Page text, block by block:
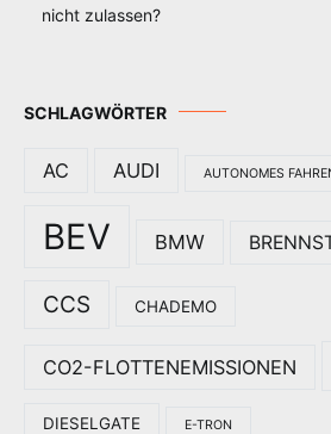
nicht zulassen?
SCHLAGWÖRTER
AC AUDI AUTONOMES
BEV BMW
CCS CHADEMO
CO2-FLOTTENEMISSIONEN
DIESELGATE E-TRON